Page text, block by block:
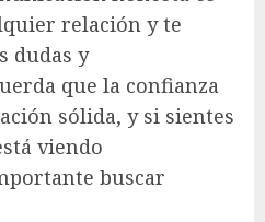
relación y te
dudas y
que la confianza
sólida, y si sientes
viendo
buscar